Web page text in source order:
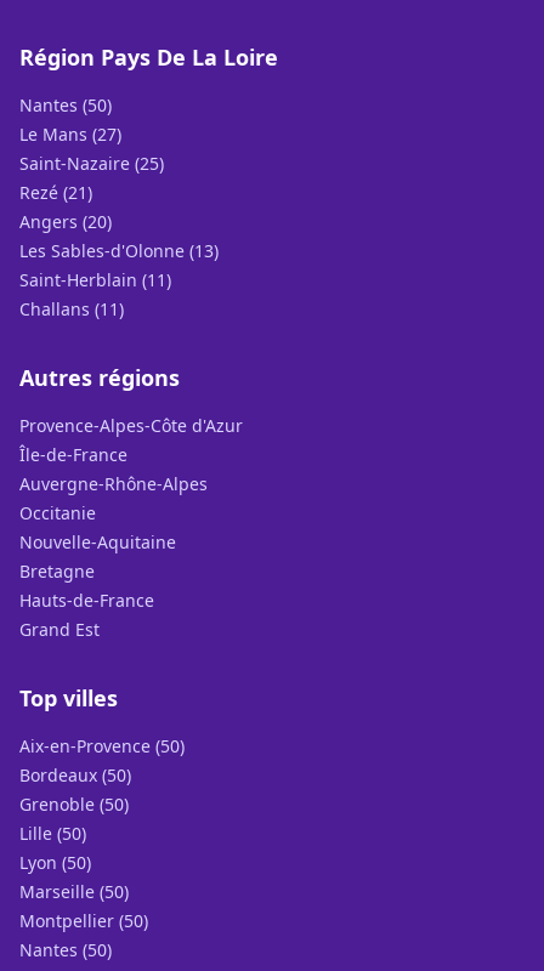
Région Pays De La Loire
Nantes (50)
Le Mans (27)
Saint-Nazaire (25)
Rezé (21)
Angers (20)
Les Sables-d'Olonne (13)
Saint-Herblain (11)
Challans (11)
Autres régions
Provence-Alpes-Côte d'Azur
Île-de-France
Auvergne-Rhône-Alpes
Occitanie
Nouvelle-Aquitaine
Bretagne
Hauts-de-France
Grand Est
Top villes
Aix-en-Provence (50)
Bordeaux (50)
Grenoble (50)
Lille (50)
Lyon (50)
Marseille (50)
Montpellier (50)
Nantes (50)